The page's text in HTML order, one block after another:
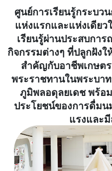
ศูนย์การเรียนรู้กระบว
แห่งแรกและแห่งเดียว
เรียนรู้ผ่านประสบกา
กิจกรรมต่างๆ ที่ปลูกฝัง
สำคัญกับอาชีพเกษต
พระราชทานในพระบา
ภูมิพลอดุลยเดช พร้
ประโยชน์ของการดื่มน
แรงและ